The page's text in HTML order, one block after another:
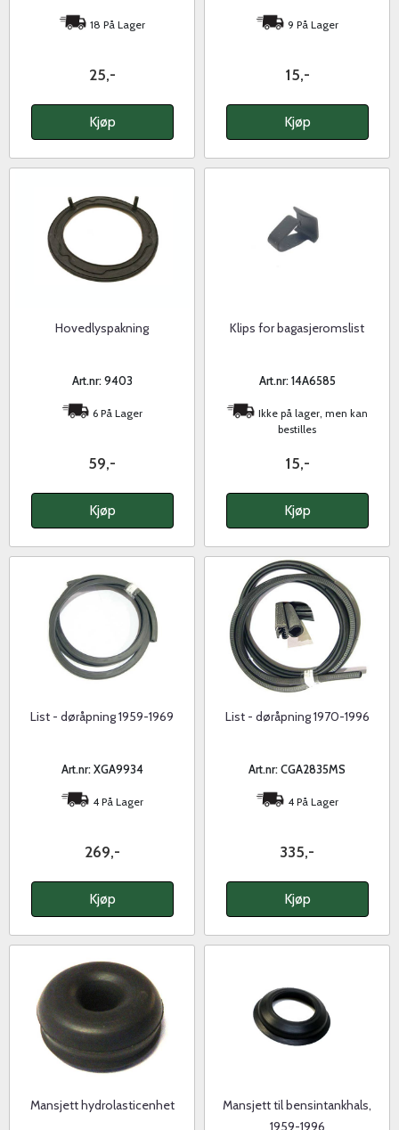
18 På Lager
25,-
Kjøp
9 På Lager
15,-
Kjøp
Hovedlyspakning
Art.nr: 9403
6 På Lager
59,-
Kjøp
Klips for bagasjeromslist
Art.nr: 14A6585
Ikke på lager, men kan
bestilles
15,-
Kjøp
List - døråpning 1959-1969
Art.nr: XGA9934
4 På Lager
269,-
Kjøp
List - døråpning 1970-1996
Art.nr: CGA2835MS
4 På Lager
335,-
Kjøp
Mansjett hydrolasticenhet
Mansjett til bensintankhals,
1959-1996